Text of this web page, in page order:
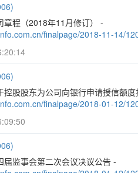
章程（2018年11月修订） -
finalpage/2018-11-14/
控股股东为公司向银行申请授信额
finalpage/2018-01-12/
届监事会第二次会议决议公告 -